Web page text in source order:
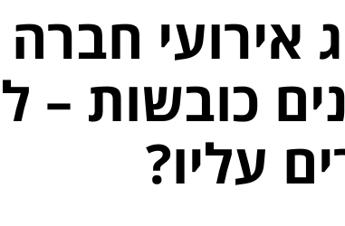
אירועי
כובשות –
עליו?